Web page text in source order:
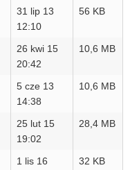
31 lip 13
12:10
56 KB
26 kwi 15
20:42
10,6 MB
5 cze 13
14:38
10,6 MB
25 lut 15
19:02
28,4 MB
1 lis 16
32 KB